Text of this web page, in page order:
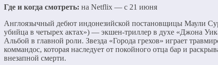
Где и когда смотреть: на Netflix — с 21 июня
Англоязычный дебют индонезийской постановщицы Маули
убийца в четырех актах») — экшен-триллер в духе «Джона
Альбой в главной роли. Звезда «Города грехов» играет
коммандос, которая наследует от покойного отца бар и
внезапной смерти.